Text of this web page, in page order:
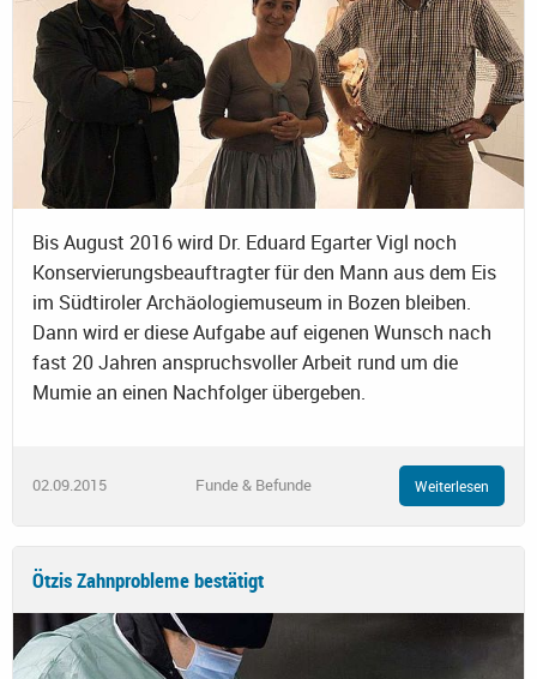
Bis August 2016 wird Dr. Eduard Egarter Vigl noch
Konservierungsbeauftragter für den Mann aus dem Eis
im Südtiroler Archäologiemuseum in Bozen bleiben.
Dann wird er diese Aufgabe auf eigenen Wunsch nach
fast 20 Jahren anspruchsvoller Arbeit rund um die
Mumie an einen Nachfolger übergeben.
02.09.2015 Funde & Befunde Weiterlesen
Ötzis Zahnprobleme bestätigt